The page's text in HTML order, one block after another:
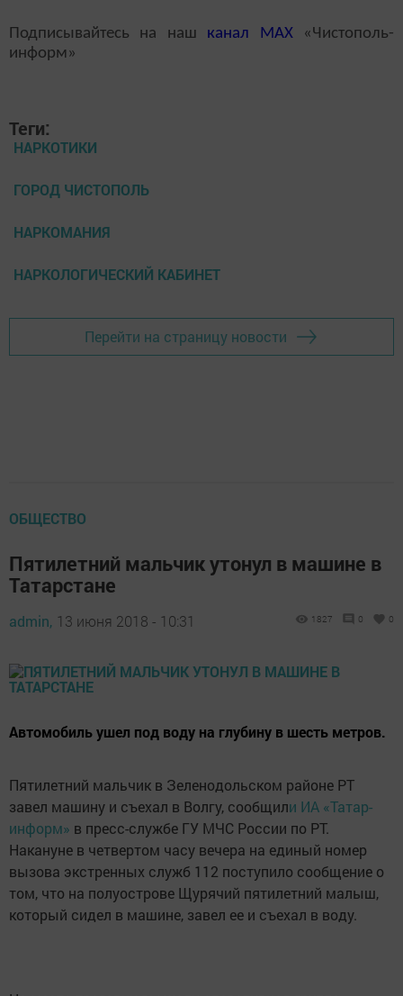
Подписывайтесь на наш канал MAX«Чистополь-
информ»
Теги:
НАРКОТИКИ
ГОРОД ЧИСТОПОЛЬ
НАРКОМАНИЯ
НАРКОЛОГИЧЕСКИЙ КАБИНЕТ
Перейти на страницу новости
ОБЩЕСТВО
Пятилетний мальчик утонул в машине в
Татарстане
admin, 13 июня 2018 - 10:31 1827 0 0
Автомобиль ушел под воду на глубину в шесть метров.
Пятилетний мальчик в Зеленодольском районе РТ
завел машину и съехал в Волгу, сообщили ИА «Татар-
информ» в пресс-службе ГУ МЧС России по РТ.
Накануне в четвертом часу вечера на единый номер
вызова экстренных служб 112 поступило сообщение о
том, что на полуострове Щурячий пятилетний малыш,
который сидел в машине, завел ее и съехал в воду.